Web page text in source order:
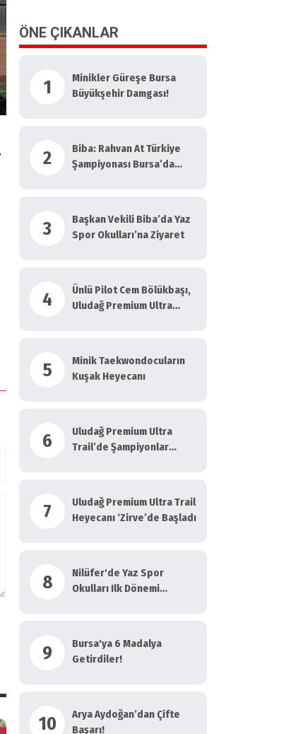
ÖNE ÇIKANLAR
1
Minikler Güreşe Bursa
Büyükşehir Damgası!
2
Biba: Rahvan At Türkiye
Şampiyonası Bursa’da
3
Başkan Vekili Biba’da Yaz
Spor Okulları’na Ziyaret
4
Ünlü Pilot Cem Bölükbaşı,
Uludağ Premium Ultra
5
Minik Taekwondocuların
Kuşak Heyecanı
6
Uludağ Premium Ultra
Trail’de Şampiyonlar
7
Uludağ Premium Ultra Trail
Heyecanı ‘Zirve’de Başladı
8
Nilüfer'de Yaz Spor
Okulları Ilk Dönemi
9
Bursa'ya 6 Madalya
Getirdiler!
10
Arya Aydoğan’dan Çifte
Başarı!